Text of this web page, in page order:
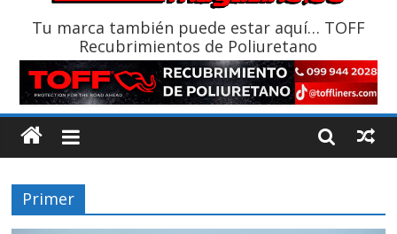
Tu marca también puede estar aquí… TOFF
Recubrimientos de Poliuretano
Primer